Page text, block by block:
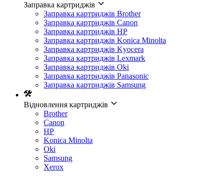
Заправка картриджів
Заправка картриджів Brother
Заправка картриджів Canon
Заправка картриджів HP
Заправка картриджів Konica Minolta
Заправка картриджів Kyocera
Заправка картриджів Lexmark
Заправка картриджів Oki
Заправка картриджів Panasonic
Заправка картриджів Samsung
Відновлення картриджів
Brother
Canon
HP
Konica Minolta
Oki
Samsung
Xerox